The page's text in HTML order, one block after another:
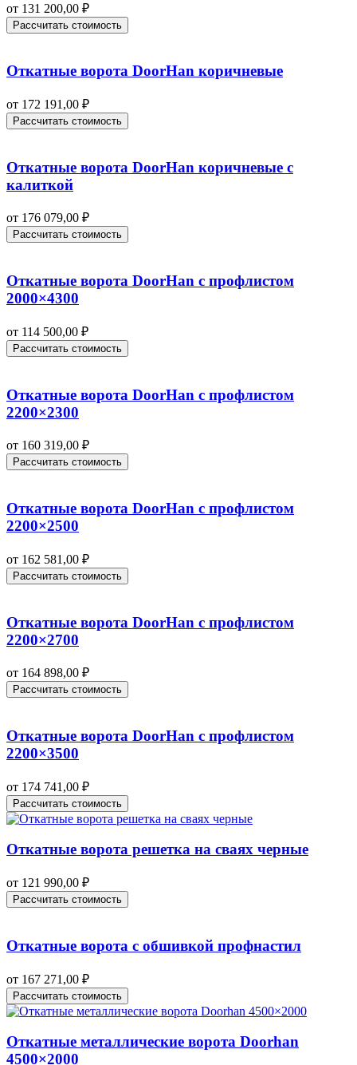
от 131 200,00 ₽
Рассчитать стоимость
Откатные ворота DoorHan коричневые
от 172 191,00 ₽
Рассчитать стоимость
Откатные ворота DoorHan коричневые с
калиткой
от 176 079,00 ₽
Рассчитать стоимость
Откатные ворота DoorHan с профлистом
2000×4300
от 114 500,00 ₽
Рассчитать стоимость
Откатные ворота DoorHan с профлистом
2200×2300
от 160 319,00 ₽
Рассчитать стоимость
Откатные ворота DoorHan с профлистом
2200×2500
от 162 581,00 ₽
Рассчитать стоимость
Откатные ворота DoorHan с профлистом
2200×2700
от 164 898,00 ₽
Рассчитать стоимость
Откатные ворота DoorHan с профлистом
2200×3500
от 174 741,00 ₽
Рассчитать стоимость
Откатные ворота решетка на сваях черные
от 121 990,00 ₽
Рассчитать стоимость
Откатные ворота с обшивкой профнастил
от 167 271,00 ₽
Рассчитать стоимость
Откатные металлические ворота Doorhan
4500×2000